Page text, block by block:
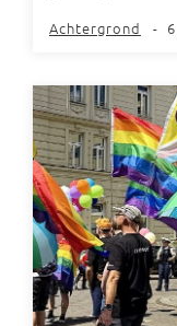
Achtergrond -